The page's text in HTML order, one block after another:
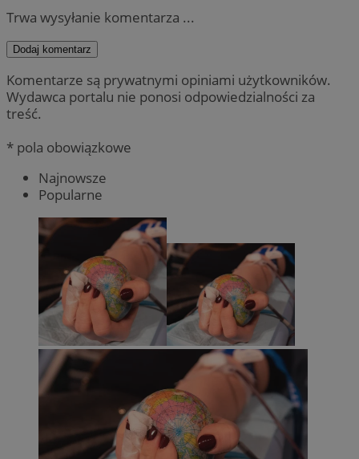
Trwa wysyłanie komentarza ...
Dodaj komentarz
Komentarze są prywatnymi opiniami użytkowników.
Wydawca portalu nie ponosi odpowiedzialności za
treść.
* pola obowiązkowe
Najnowsze
Popularne